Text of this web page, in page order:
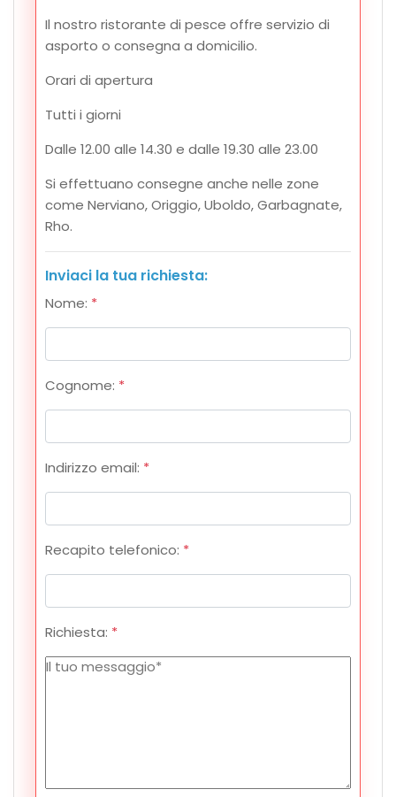
Il nostro ristorante di pesce offre servizio di
asporto o consegna a domicilio.
Orari di apertura
Tutti i giorni
Dalle 12.00 alle 14.30 e dalle 19.30 alle 23.00
Si effettuano consegne anche nelle zone
come Nerviano, Origgio, Uboldo, Garbagnate,
Rho.
Inviaci la tua richiesta:
Nome: *
Cognome: *
Indirizzo email: *
Recapito telefonico: *
Richiesta: *